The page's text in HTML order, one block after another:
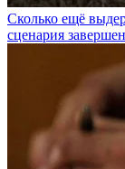
Сколько ещё
сценария